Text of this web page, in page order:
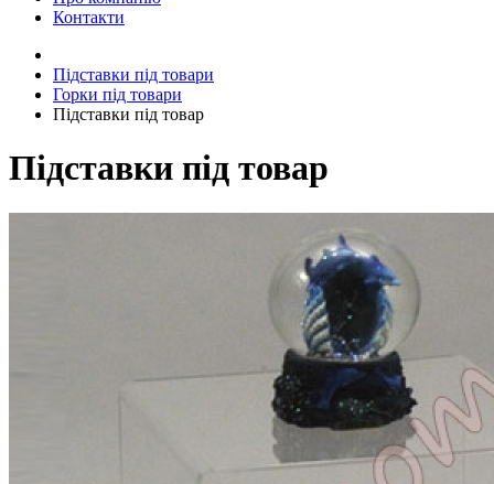
Контакти
Підставки під товари
Горки під товари
Підставки під товар
Підставки під товар